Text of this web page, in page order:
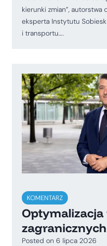
kierunki zmian”, autorstwa
eksperta Instytutu
i transportu….
KOMENTARZ
Posted on 6 lipca 2026